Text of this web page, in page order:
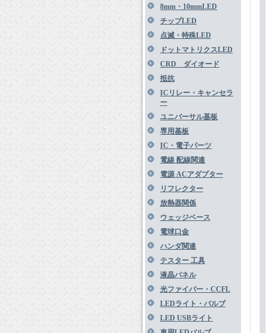
8mm・10mmLED
チップLED
点滅・特殊LED
ドットマトリクスLED
CRD ダイオード
抵抗
ICリレー・キャンセラ
ー
ユニバーサル基板
専用基板
IC・電子パーツ
電線 配線関連
電源 ACアダプター
リフレクター
放熱器関係
ウェッジベース
電球口金
ハンダ関連
テスター 工具
液晶パネル
光ファイバー・CCFL
LEDライト・バルブ
LED USBライト